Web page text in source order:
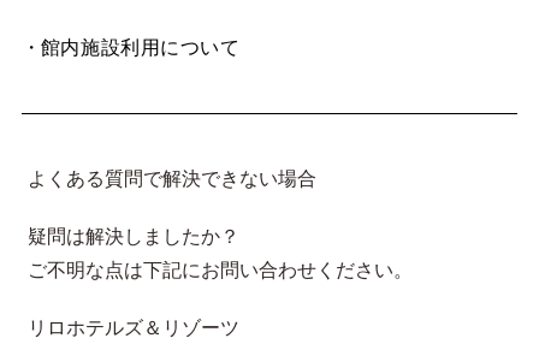
館内施設利用について
よくある質問で解決できない場合
疑問は解決しましたか？
ご不明な点は下記にお問い合わせください。
リロホテルズ＆リゾーツ